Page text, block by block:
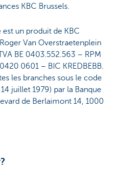
KBC Brussels.
est un produit de KBC
Van Overstraetenplein
BE 0403.552.563 – RPM
0601 – BIC KREDBEBB.
les branches sous le code
juillet 1979) par la Banque
de Berlaimont 14, 1000